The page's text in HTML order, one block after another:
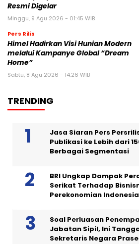
Resmi Digelar
Minggu, 9 Agu 2026 - 01:45 WIB
Pers Rilis
Himel Hadirkan Visi Hunian Modern
melalui Kampanye Global “Dream
Home”
Sabtu, 8 Agu 2026 - 14:26 WIB
TRENDING
Jasa Siaran Pers
Publikasi ke Lebih dari
Berbagai Segmentasi
BRI Ungkap Dampak
Serikat Terhadap
Perekonomian Indonesia
Soal Perluasan
Jabatan Sipil, Ini
Sekretaris Negara